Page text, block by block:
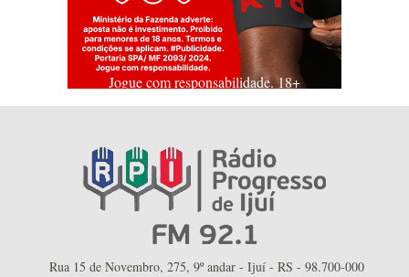
Jogue com responsabilidade. 18+
Rua 15 de Novembro, 275, 9º andar - Ijuí - RS - 98.700-000